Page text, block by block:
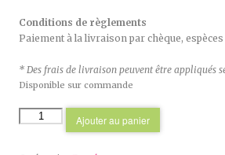
Conditions de règlements
Paiement à la livraison par chèque, espèces
* Des frais de livraison peuvent être appliqués
Disponible sur commande
quantité
Ajouter au panier